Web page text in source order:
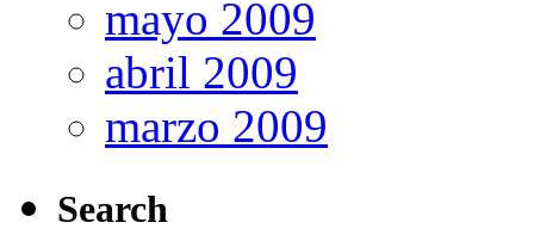
mayo 2009
abril 2009
marzo 2009
Search